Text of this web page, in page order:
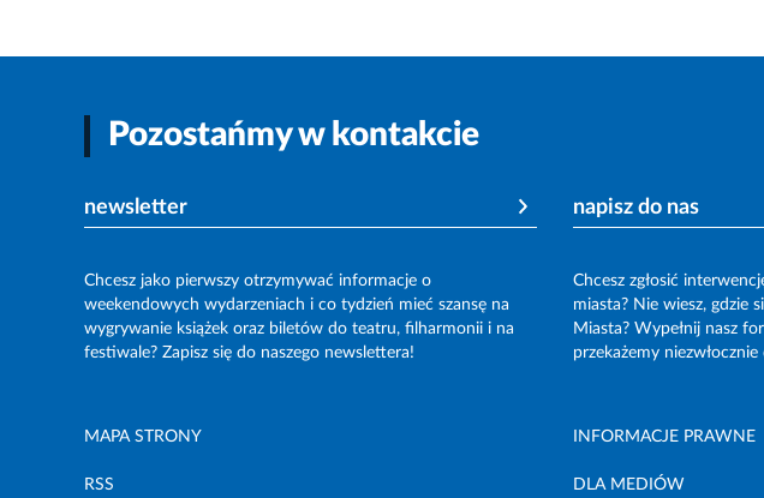
Pozostańmy w kontakcie
newsletter
Chcesz jako pierwszy otrzymywać informacje o
weekendowych wydarzeniach i co tydzień mieć szansę na
wygrywanie książek oraz biletów do teatru, filharmonii i na
festiwale? Zapisz się do naszego newslettera!
napisz do nas
Chcesz zgłosić
miasta? Nie wiesz, gdzie
Miasta? Wypełnij nasz
przekażemy
MAPA STRONY INFORMACJE PRAWNE
RSS DLA MEDIÓW